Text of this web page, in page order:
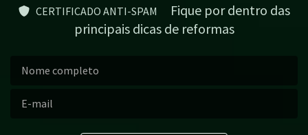
CERTIFICADO ANTI-SPAM
Fique por dentro das
principais dicas de reformas